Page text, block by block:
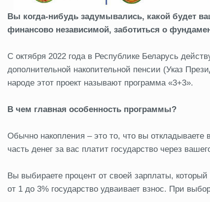
Вы когда-нибудь задумывались, какой будет
финансово независимой, заботиться о
С октября 2022 года в Республике Беларусь
дополнительной накопительной пенсии (Указ
народе этот проект называют программа «3+3».
В чем главная особенность программы?
Обычно накопления – это то, что вы
часть денег за вас платит государство через
Вы выбираете процент от своей зарплаты,
от 1 до 3% государство удваивает взнос. При